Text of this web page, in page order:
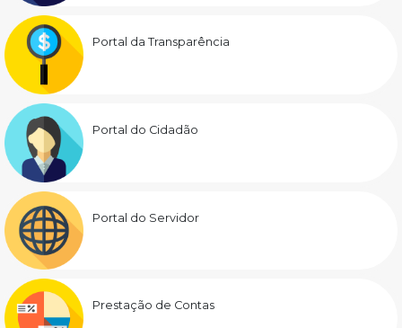
Portal da Transparência
Portal do Cidadão
Portal do Servidor
Prestação de Contas